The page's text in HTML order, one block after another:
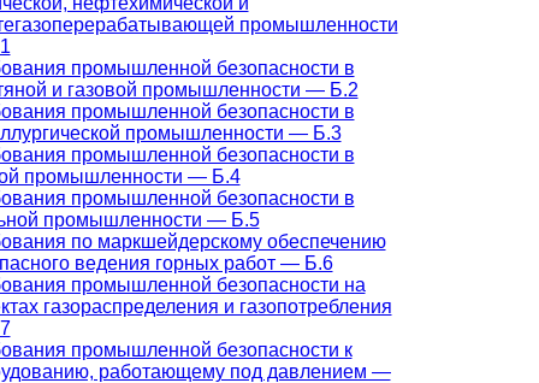
промышленности
промышленной безопасности в
и газовой промышленности — Б.2
промышленной безопасности в
промышленности — Б.3
промышленной безопасности в
промышленности — Б.4
промышленной безопасности в
промышленности — Б.5
по маркшейдерскому обеспечению
ведения горных работ — Б.6
промышленной безопасности на
газораспределения и газопотребления
промышленной безопасности к
работающему под давлением —